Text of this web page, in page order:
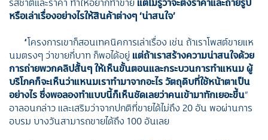
หรือเล่าเรื่องอย่างไรให้สินค้าต่างๆ ‘น่าสนใจ’
“โครงการเขาก็สอนเทคนิคการเล่าเรื่อง เช่น ถ้าเราโพสต์ขายแห
นมตรงๆ ว่าขายกี่บาท ก็พอได้อยู่ แต่ถ้าเราสร้างความน่าสนใจด้วย
การถ่ายพวกคลิปสั้นๆ ให้เห็นขั้นตอนและกระบวนการทำแหนม ผู้
บริโภคก็จะเห็นว่าแหนมเราทำมาจากอะไร วัตถุดิบที่ใช้หน้าตาเป็น
อย่างไร ซึ่งพอลองทำแบบนี้ก็เห็นชัดเลยว่าคนเข้ามาทักเยอะขึ้น”
อาลอนกล่าว และเสริมว่าจากปกติที่ขายได้ไม่ถึง 20 อัน พอผ่านการ
อบรม บางวันสามารถขายได้ถึง 100 อันเลย